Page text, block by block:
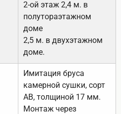
2-ой этаж 2,4 м. в
полутораэтажном
доме
2,5 м. в двухэтажном
доме.
Имитация бруса
камерной сушки, сорт
АВ, толщиной 17 мм.
Монтаж через